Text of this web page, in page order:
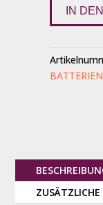
Menge
IN
BATTERIEN